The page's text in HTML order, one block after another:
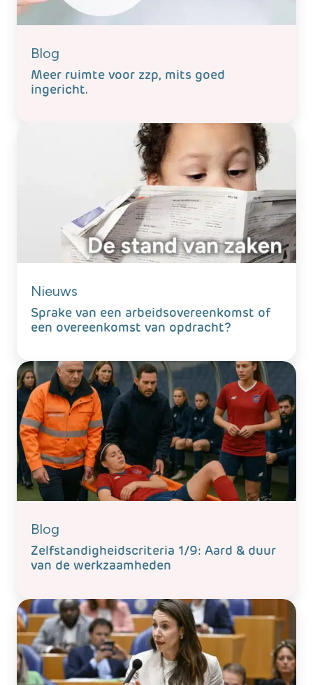
Blog
Meer ruimte voor zzp, mits goed
ingericht.
Nieuws
Sprake van een arbeidsovereenkomst of
een overeenkomst van opdracht?
Blog
Zelfstandigheidscriteria 1/9: Aard & duur
van de werkzaamheden